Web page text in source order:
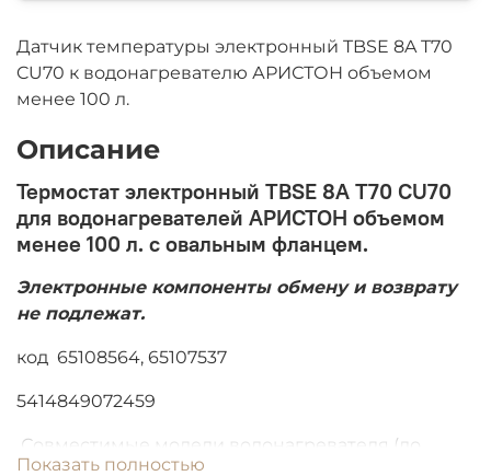
Датчик температуры электронный TBSE 8A T70
CU70 к водонагревателю АРИСТОН объемом
менее 100 л.
Описание
Термостат электронный TBSE 8A T70 CU70
для водонагревателей АРИСТОН объемом
менее 100 л. с овальным фланцем.
Электронные компоненты обмену и возврату
не подлежат.
код 65108564, 65107537
5414849072459
Совместимые модели водонагревателя (до
2012г. тэн на овальном фланце):
Показать полностью